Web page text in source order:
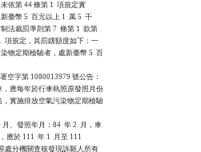
未依第 44 條第 1  項規定實
幣 5  百元以上 1  萬 5  千
法裁罰準則第 7  條第 1  款第
項規定，其罰鍰額度如下：一
物定期檢驗者，處新臺幣 5  百
空字第 1080013979 號公告：
，應每年於行車執照原發照月份
，實施排放空氣污染物定期檢驗
、發照年月：84  年 2  月，車
應於 111  年 1  月至 111
原處分機關查核發現訴願人所有